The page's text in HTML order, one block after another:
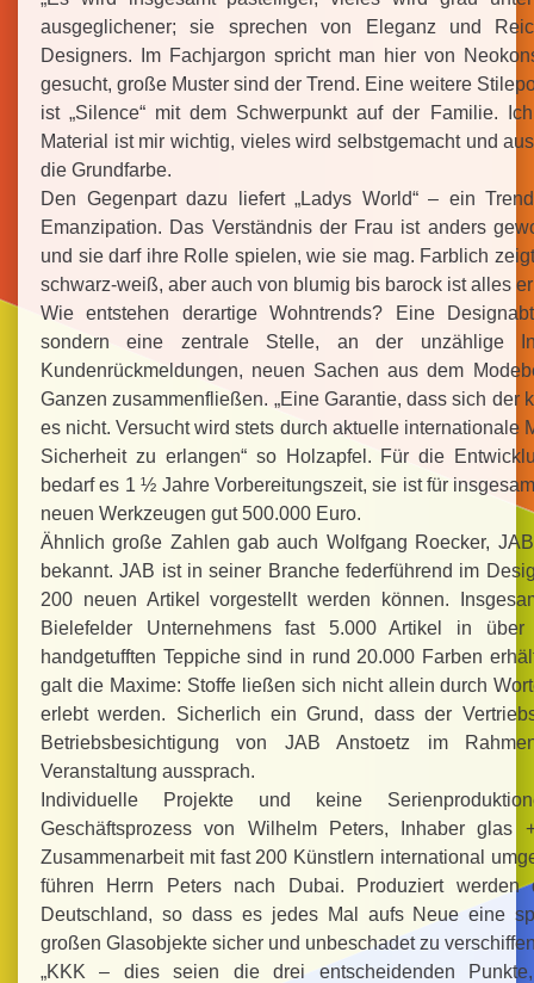
ausgeglichener; sie sprechen von Eleganz und
Designers. Im Fachjargon spricht man hier von
gesucht, große Muster sind der Trend. Eine weitere
ist „Silence“ mit dem Schwerpunkt auf der Familie.
Material ist mir wichtig, vieles wird selbstgemacht und
die Grundfarbe.
Den Gegenpart dazu liefert „Ladys World“ – ein
Emanzipation. Das Verständnis der Frau ist anders
und sie darf ihre Rolle spielen, wie sie mag. Farblich
schwarz-weiß, aber auch von blumig bis barock ist alles
Wie entstehen derartige Wohntrends? Eine
sondern eine zentrale Stelle, an der unzählige
Kundenrückmeldungen, neuen Sachen aus dem
Ganzen zusammenfließen. „Eine Garantie, dass sich der
es nicht. Versucht wird stets durch aktuelle internationale
Sicherheit zu erlangen“ so Holzapfel. Für die
bedarf es 1 ½ Jahre Vorbereitungszeit, sie ist für
neuen Werkzeugen gut 500.000 Euro.
Ähnlich große Zahlen gab auch Wolfgang Roecker,
bekannt. JAB ist in seiner Branche federführend im
200 neuen Artikel vorgestellt werden können.
Bielefelder Unternehmens fast 5.000 Artikel in
handgetufften Teppiche sind in rund 20.000 Farben
galt die Maxime: Stoffe ließen sich nicht allein durch
erlebt werden. Sicherlich ein Grund, dass der
Betriebsbesichtigung von JAB Anstoetz im
Veranstaltung aussprach.
Individuelle Projekte und keine
Geschäftsprozess von Wilhelm Peters, Inhaber
Zusammenarbeit mit fast 200 Künstlern international
führen Herrn Peters nach Dubai. Produziert
Deutschland, so dass es jedes Mal aufs Neue eine
großen Glasobjekte sicher und unbeschadet zu
„KKK – dies seien die drei entscheidenden